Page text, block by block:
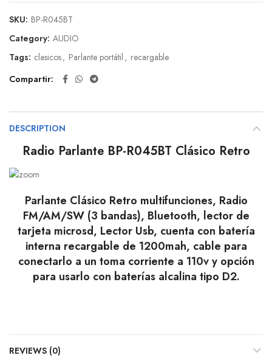
SKU: BP-R045BT
Category: AUDIO
Tags: clasicos, Parlante portátil , recargable
Compartir
DESCRIPTION
Radio Parlante BP-R045BT Clásico Retro
Parlante Clásico Retro multifunciones, Radio
FM/AM/SW (3 bandas), Bluetooth, lector de
tarjeta microsd, Lector Usb, cuenta con batería
interna recargable de 1200mah, cable para
conectarlo a un toma corriente a 110v y opción
para usarlo con baterías alcalina tipo D2.
REVIEWS (0)